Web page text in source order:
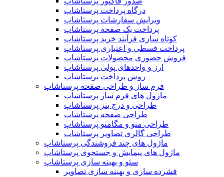
درگاه پرداخت پرستاشاپ
ویرایش سفارشات پرستاشاپ
پرداخت یک صفحه پرستاشاپ
کوتاه سازی فرآیند خرید پرستاشاپ
پرداخت قسطی و اعتباری پرستاشاپ
فروش حضوری محصولات پرستاشاپ
ارز و واحدهای پولی پرستاشاپ
روش پرداخت پرستاشاپ
فرم ساز و طراحی صفحه پرستاشاپ
ماژول های فرم ساز پرستاشاپ
طراحی و درج بنر پرستاشاپ
طراحی صفحه پرستاشاپ
طراحی منو و مگامنو پرستاشاپ
طراحی گالری تصاویر پرستاشاپ
ماژول های چند فروشندگی پرستاشاپ
ماژول های پیمایش و جستجوی پرستاشاپ
سئو و بهینه سازی پرستاشاپ
فشرده سازی و بهینه سازی تصاویر